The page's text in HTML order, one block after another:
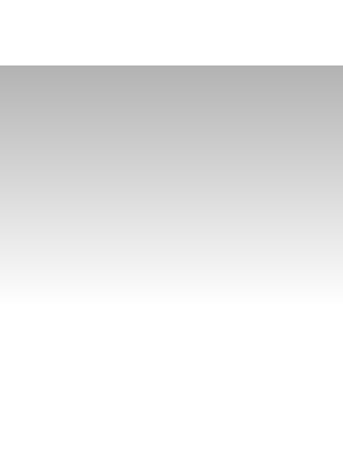
прыжках с трамплина и лыжном